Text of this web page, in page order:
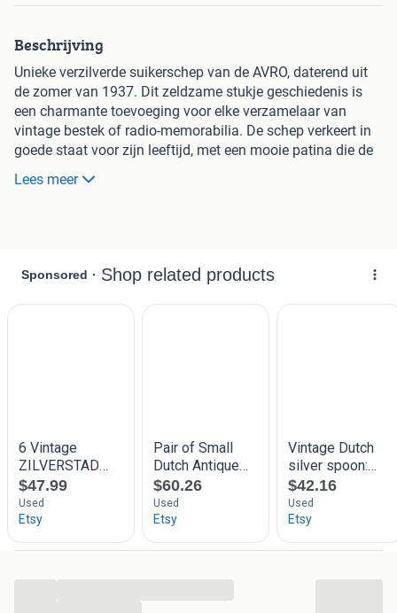
Beschrijving
Unieke verzilverde suikerschep van de AVRO, daterend uit
de zomer van 1937. Dit zeldzame stukje geschiedenis is
een charmante toevoeging voor elke verzamelaar van
vintage bestek of radio-memorabilia. De schep verkeert in
goede staat voor zijn leeftijd, met een mooie patina die de
authenticiteit benadrukt. Een prachtig object met een
verhaal.
Lees meer